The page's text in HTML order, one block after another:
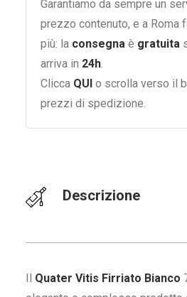
Garantiamo da sempre un
prezzo contenuto, e a Roma
più: la consegna è gratuita
arriva in 24h.
Clicca QUI o scrolla verso il
prezzi di spedizione.
Descrizione
Il Quater Vitis Firriato Bianco